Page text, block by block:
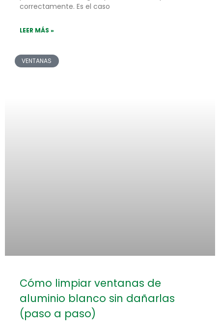
correctamente. Es el caso
LEER MÁS »
VENTANAS
Cómo limpiar ventanas de
aluminio blanco sin dañarlas
(paso a paso)